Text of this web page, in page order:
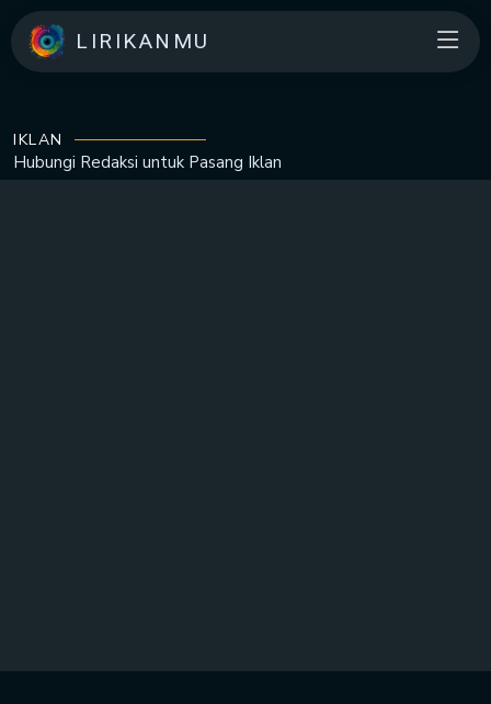
LIRIKANMU
IKLAN
Hubungi Redaksi untuk Pasang Iklan